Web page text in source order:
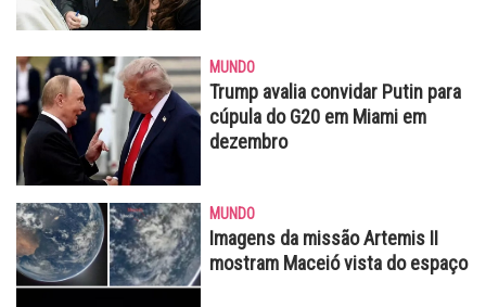
MUNDO
Trump avalia convidar Putin para
cúpula do G20 em Miami em
dezembro
MUNDO
Imagens da missão Artemis II
mostram Maceió vista do espaço